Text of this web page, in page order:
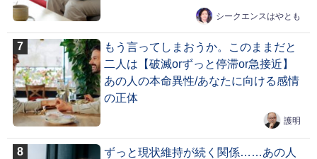
シークエンスはやとも
もう言ってしまおうか。このままだと
二人は【破滅orずっと停滞or急接近】
あの人の本命異性/あなたに向ける感情
の正体
護明
ずっと現状維持が続く関係……あの人